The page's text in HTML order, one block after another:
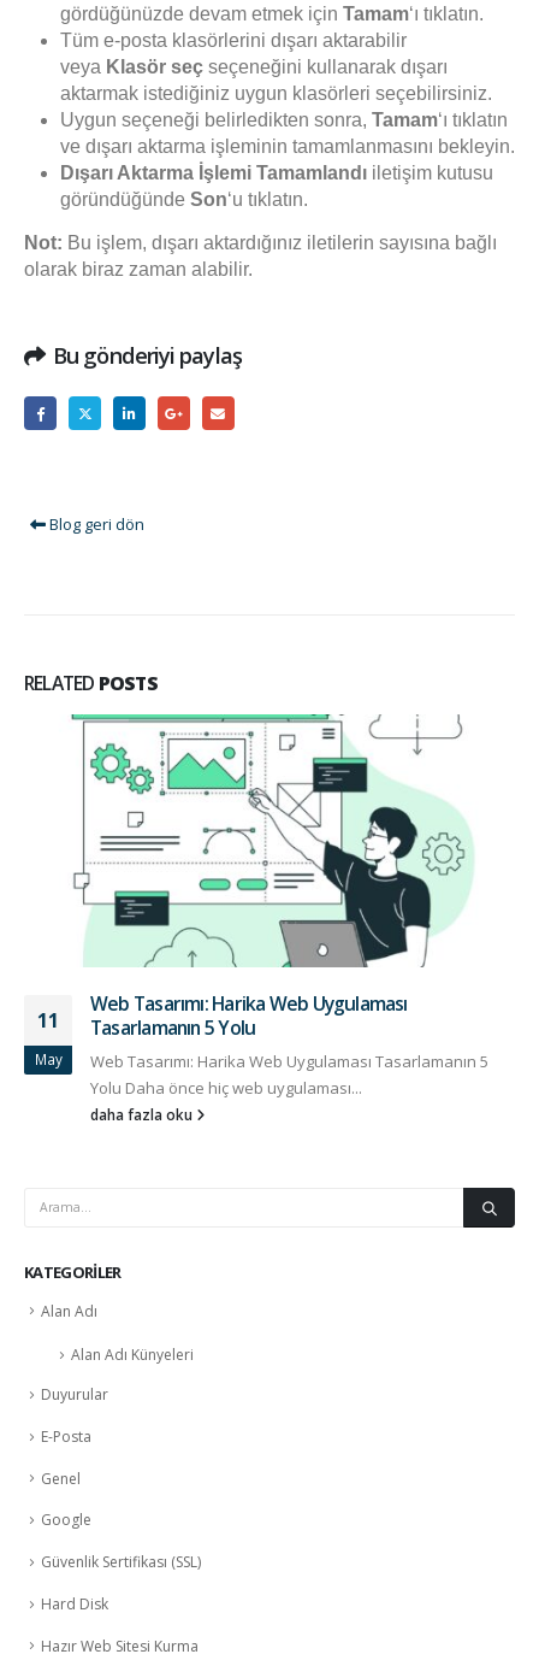
gördüğünüzde devam etmek için Tamam‘ı tıklatın.
Tüm e-posta klasörlerini dışarı aktarabilir
veya Klasör seçseçeneğini kullanarak dışarı
aktarmak istediğiniz uygun klasörleri seçebilirsiniz.
Uygun seçeneği belirledikten sonra, Tamam‘ı tıklatın
ve dışarı aktarma işleminin tamamlanmasını bekleyin.
Dışarı Aktarma İşlemi Tamamlandıiletişim kutusu
göründüğünde Son‘u tıklatın.
Not: Bu işlem, dışarı aktardığınız iletilerin sayısına bağlı
olarak biraz zaman alabilir.
Bu gönderiyi paylaş
Blog geri dön
RELATED POSTS
11
May
Web Tasarımı: Harika Web Uygulaması
Tasarlamanın 5 Yolu
Web Tasarımı: Harika Web Uygulaması Tasarlamanın 5
Yolu Daha önce hiç web uygulaması...
daha fazla oku
KATEGORILER
Alan Adı
Alan Adı Künyeleri
Duyurular
E-Posta
Genel
Google
Güvenlik Sertifikası (SSL)
Hard Disk
Hazır Web Sitesi Kurma